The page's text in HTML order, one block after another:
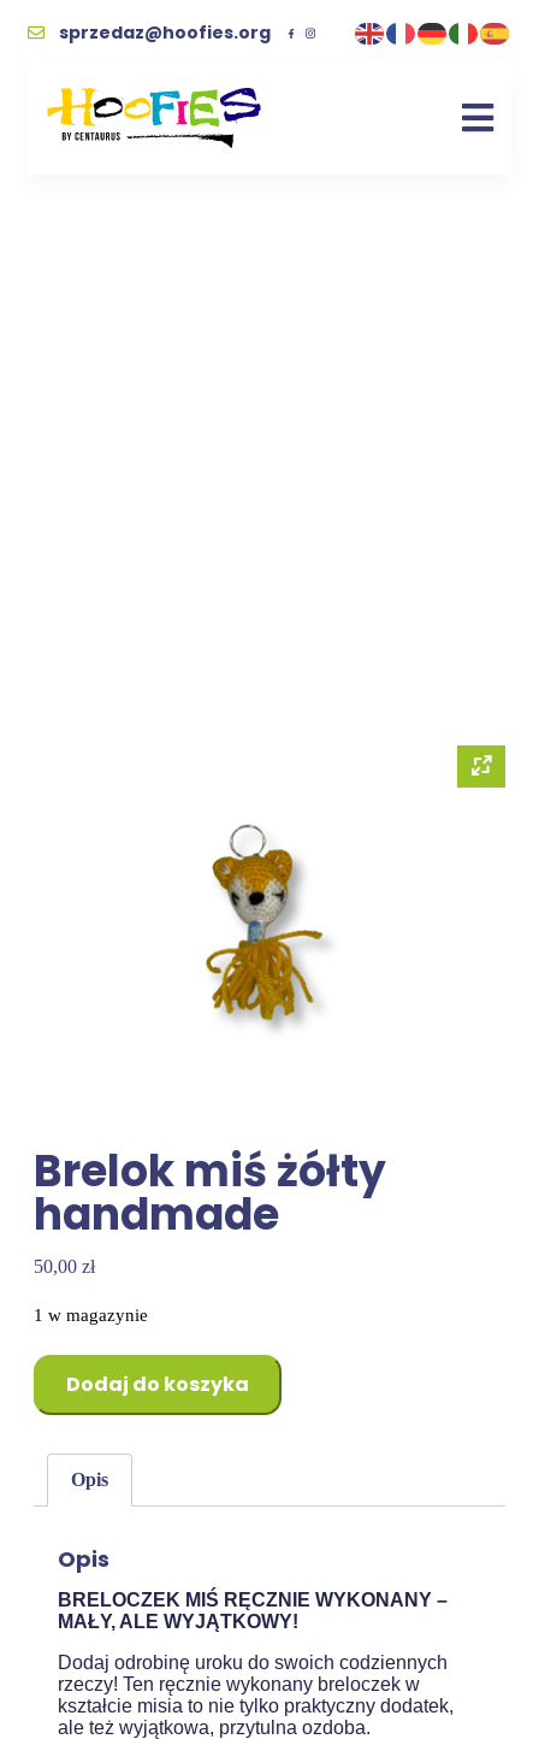
sprzedaz@hoofies.org
Brelok miś żółty
handmade
50,00 zł
1 w magazynie
Dodaj do koszyka
Opis
Opis
BRELOCZEK MIŚ RĘCZNIE WYKONANY –
MAŁY, ALE WYJĄTKOWY!
Dodaj odrobinę uroku do swoich codziennych
rzeczy! Ten ręcznie wykonany breloczek w
kształcie misia to nie tylko praktyczny dodatek,
ale też wyjątkowa, przytulna ozdoba.